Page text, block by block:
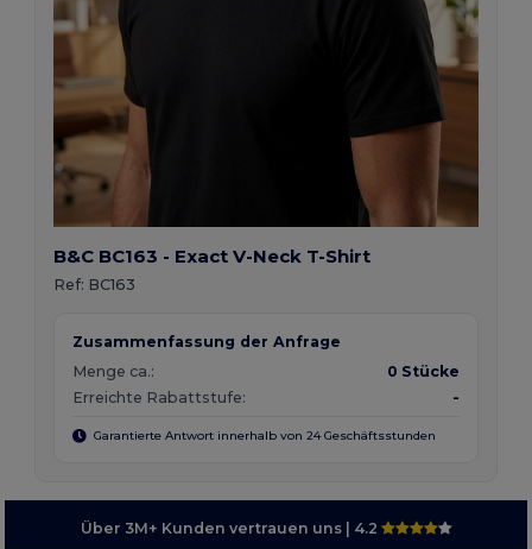
B&C BC163 - Exact V-Neck T-Shirt
Ref: BC163
Zusammenfassung der Anfrage
Menge ca.:
0 Stücke
Erreichte Rabattstufe:
-
Garantierte Antwort innerhalb von 24 Geschäftsstunden
Über 3M+ Kunden vertrauen uns | 4.2